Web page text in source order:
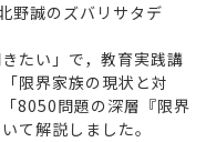
誠のズバリサタデ
たい」で，教育実践講
限界家族の現状と対
8050問題の深層『限界
て解説しました。